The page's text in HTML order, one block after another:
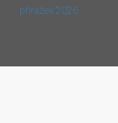
přirážek 2026